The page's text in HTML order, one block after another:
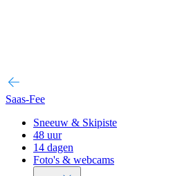
Saas-Fee
Sneeuw & Skipiste
48 uur
14 dagen
Foto's & webcams